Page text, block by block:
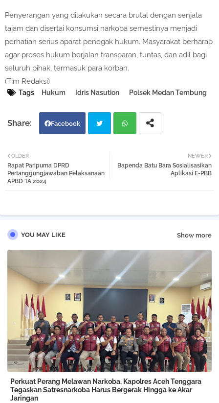
Penyerangan yang dilakukan secara brutal dengan senjata
tajam dan disertai konsumsi narkoba semestinya menjadi
perhatian serius aparat penegak hukum. Masyarakat berharap
agar proses hukum berjalan transparan, tuntas, dan adil bagi
seluruh pihak, termasuk para korban.
(Tim Redaksi)
Tags Hukum Idris Nasution Polsek Medan Tembung
Facebook
atsa
NEWER
Bapenda Batu Bara Sosialisasikan
Aplikasi E-PBB
OLDER
Rapat Paripurna DPRD
Pertanggungjawaban Pelaksanaan
APBD TA 2024
YOU MAY LIKE Show more
Perkuat Perang Melawan Narkoba, Kapolres Aceh Tenggara
Tegaskan Satresnarkoba Harus Bergerak Hingga ke Akar
Jaringan